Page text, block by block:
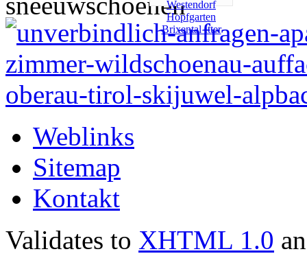
Weblinks
Sitemap
Kontakt
Validates to XHTML 1.0